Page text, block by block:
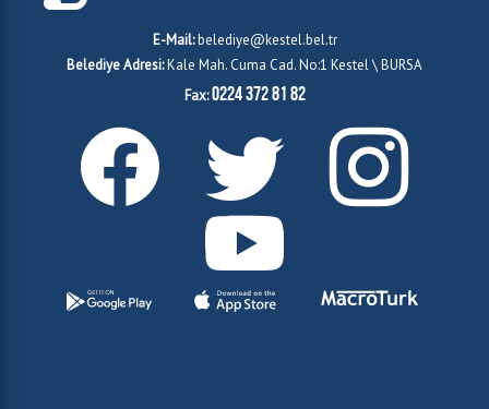
E-Mail:belediye@kestel.bel.tr
Belediye Adresi:Kale Mah. Cuma Cad. No:1 Kestel \ BURSA
Fax:0224 372 81 82